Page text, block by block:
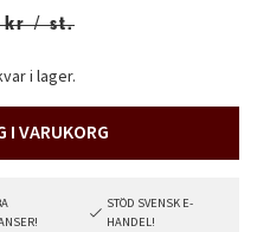
kr/ st.
i lager.
I VARUKORG
STÖD SVENSK E-
HANDEL!